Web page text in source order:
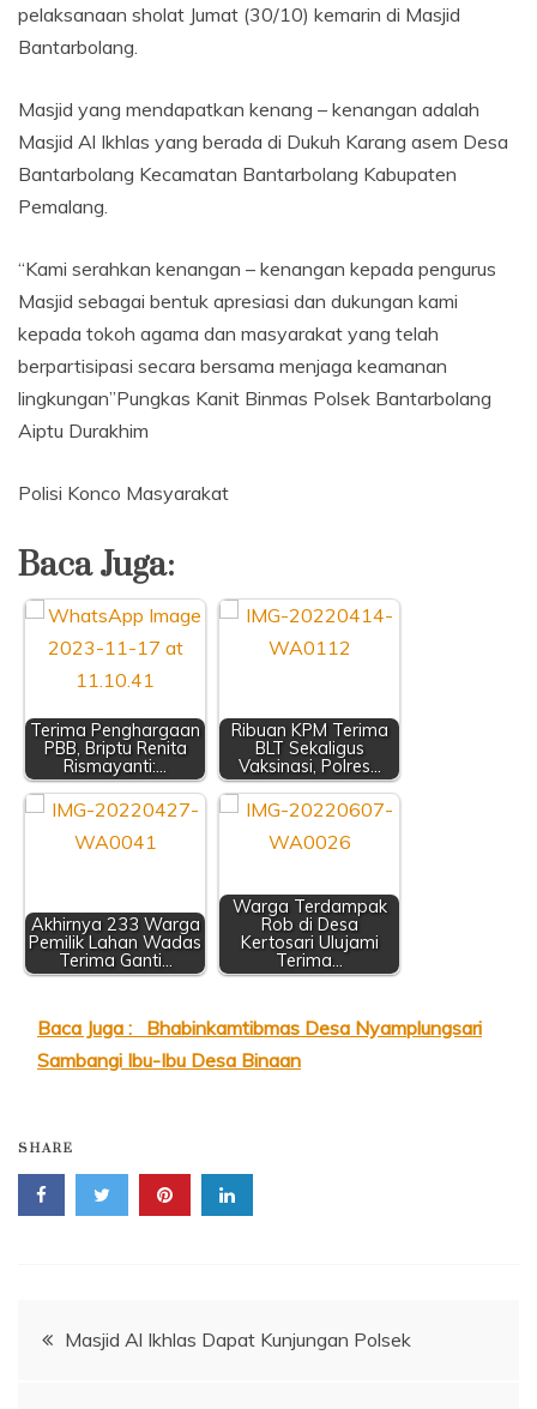
pelaksanaan sholat Jumat (30/10) kemarin di Masjid
Bantarbolang.
Masjid yang mendapatkan kenang – kenangan adalah
Masjid Al Ikhlas yang berada di Dukuh Karang asem Desa
Bantarbolang Kecamatan Bantarbolang Kabupaten
Pemalang.
“Kami serahkan kenangan – kenangan kepada pengurus
Masjid sebagai bentuk apresiasi dan dukungan kami
kepada tokoh agama dan masyarakat yang telah
berpartisipasi secara bersama menjaga keamanan
lingkungan”Pungkas Kanit Binmas Polsek Bantarbolang
Aiptu Durakhim
Polisi Konco Masyarakat
Baca Juga:
Terima Penghargaan
PBB, Briptu Renita
Rismayanti:…
Ribuan KPM Terima
BLT Sekaligus
Vaksinasi, Polres…
Akhirnya 233 Warga
Pemilik Lahan Wadas
Terima Ganti…
Warga Terdampak
Rob di Desa
Kertosari Ulujami
Terima…
Baca Juga :
Bhabinkamtibmas Desa Nyamplungsari
Sambangi Ibu-Ibu Desa Binaan
SHARE
Navigasi
Masjid Al Ikhlas Dapat Kunjungan Polsek